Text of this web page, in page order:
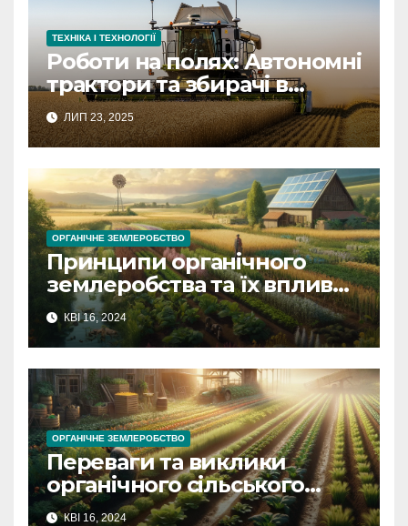
ТЕХНІКА І ТЕХНОЛОГІЇ
Роботи на полях: Автономні
трактори та збирачі в
сільському господарстві
ЛИП 23, 2025
ОРГАНІЧНЕ ЗЕМЛЕРОБСТВО
Принципи органічного
землеробства та їх вплив
на довкілля
КВІ 16, 2024
ОРГАНІЧНЕ ЗЕМЛЕРОБСТВО
Переваги та виклики
органічного сільського
господарства
КВІ 16, 2024